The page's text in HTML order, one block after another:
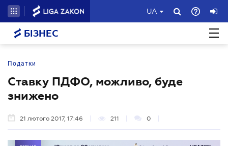
UA
БІЗНЕС
Податки
Ставку ПДФО, можливо, буде
знижено
21 лютого 2017, 17:46 211 0